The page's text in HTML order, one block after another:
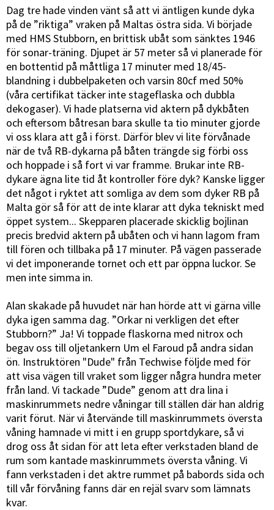
Dag tre hade vinden vänt så att vi äntligen kunde dyka
på de ”riktiga” vraken på Maltas östra sida. Vi började
med HMS Stubborn, en brittisk ubåt som sänktes 1946
för sonar-träning. Djupet är 57 meter så vi planerade för
en bottentid på måttliga 17 minuter med 18/45-
blandning i dubbelpaketen och varsin 80cf med 50%
(våra certifikat täcker inte stageflaska och dubbla
dekogaser). Vi hade platserna vid aktern på dykbåten
och eftersom båtresan bara skulle ta tio minuter gjorde
vi oss klara att gå i först. Därför blev vi lite förvånade
när de två RB-dykarna på båten trängde sig förbi oss
och hoppade i så fort vi var framme. Brukar inte RB-
dykare ägna lite tid åt kontroller före dyk? Kanske ligger
det något i ryktet att somliga av dem som dyker RB på
Malta gör så för att de inte klarar att dyka tekniskt med
öppet system... Skepparen placerade skicklig bojlinan
precis bredvid aktern på ubåten och vi hann lagom fram
till fören och tillbaka på 17 minuter. På vägen passerade
vi det imponerande tornet och ett par öppna luckor. Se
men inte simma in.
Alan skakade på huvudet när han hörde att vi gärna ville
dyka igen samma dag. ”Orkar ni verkligen det efter
Stubborn?” Ja! Vi toppade flaskorna med nitrox och
begav oss till oljetankern Um el Faroud på andra sidan
ön. Instruktören "Dude" från Techwise följde med för
att visa vägen till vraket som ligger några hundra meter
från land. Vi tackade ”Dude” genom att dra lina i
maskinrummets nedre våningar till ställen där han aldrig
varit förut. När vi återvände till maskinrummets översta
våning hamnade vi mitt i en grupp sportdykare, så vi
drog oss åt sidan för att leta efter verkstaden bland de
rum som kantade maskinrummets översta våning. Vi
fann verkstaden i det aktre rummet på babords sida och
till vår förvåning fanns där en rejäl svarv som lämnats
kvar.